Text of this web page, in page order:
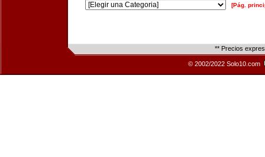
[Pág.
** Precios
© 2002/2022 Solo10.com